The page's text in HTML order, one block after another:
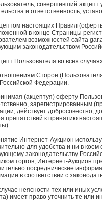
совершивший
и ответственность,
настоящих Правил
в конце Страницы
возможностей сайта
законодательством
Пользователя во всех
Сторон
Федерации.
(акцептуя) оферту
зарегистрированным
действует добросовестно,
препятствий к принятию
Интернет-Аукцион
для удобства и ни в
законодательству
торгов, Интернет-Аукцион
посреднические
в соответствии с
неясности тех или иных
имеет право уточнить те или